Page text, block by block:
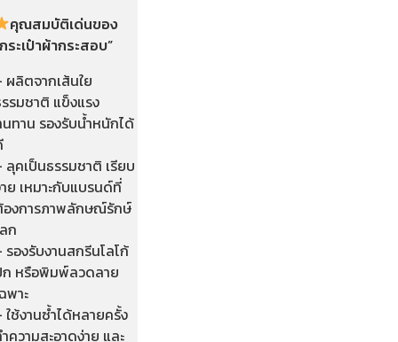
คุณสมบัติเด่นของ
ระเป๋าผ้ากระสอบ”
ผลิตจากเส้นใย
รมชาติ แข็งแรง
ทาน รองรับน้ำหนักได้
ลุคเป็นธรรมชาติ เรียบ
ย เหมาะกับแบรนด์ที่
งการภาพลักษณ์รักษ์
ก
รองรับงานสกรีนโลโก้
หรือพิมพ์ลวดลาย
พาะ
ใช้งานซ้ำได้หลายครั้ง
ความสะอาดง่าย และ